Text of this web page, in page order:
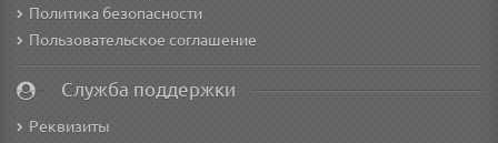
Политика безопасности
Пользовательское соглашение
Служба поддержки
Реквизиты